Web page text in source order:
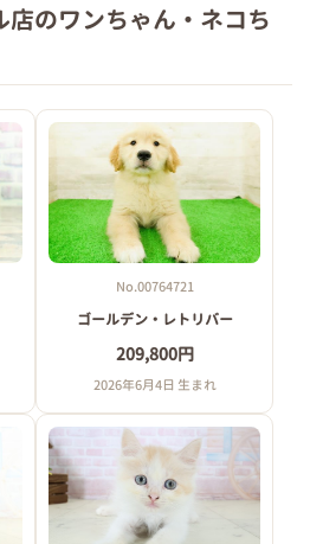
のワンちゃん・ネコち
No.00764721
ゴールデン・レトリバー
209,800円
2026年6月4日 生まれ